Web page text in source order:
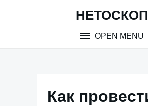
НЕТОСКОП
OPEN MENU
Как